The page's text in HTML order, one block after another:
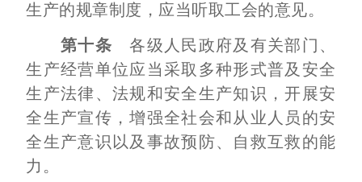
生产的规章制度，应当听取工会的意见。
第十条 各级人民政府及有关部门、
生产经营单位应当采取多种形式普及安全
生产法律、法规和安全生产知识，开展安
全生产宣传，增强全社会和从业人员的安
全生产意识以及事故预防、自救互救的能
力。